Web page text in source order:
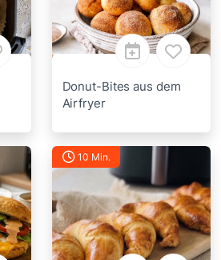
Donut-Bites aus dem
Airfryer
10 Min.